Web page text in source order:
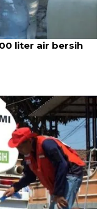
liter air bersih